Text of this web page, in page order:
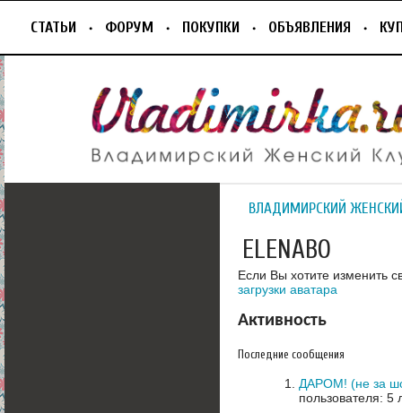
СТАТЬИ ФОРУМ ПОКУПКИ ОБЪЯВЛЕНИЯ
ВЛАДИМИРСКИЙ
ELENABO
Если Вы хотите изменить
загрузки аватара
Активность
Последние сообщения
ДАРОМ! (не за
пользователя: 5